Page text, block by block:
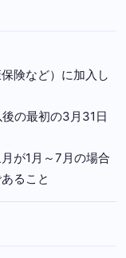
険など）に加入し
の最初の3月31日
が1月～7月の場合
ること